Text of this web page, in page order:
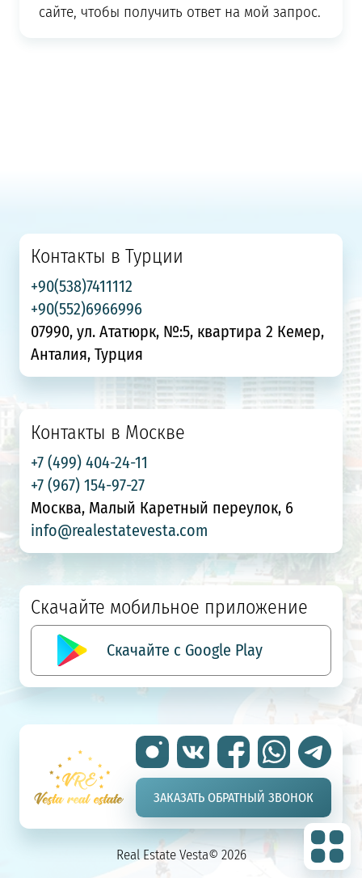
сайте, чтобы получить ответ на мой запрос.
ЗАКАЗАТЬ ОБРАТНЫЙ ЗВОНОК
Контакты в Турции
+90(538)7411112
+90(552)6966996
07990, ул. Ататюрк, №:5, квартира 2 Кемер,
Анталия, Турция
Контакты в Москве
+7 (499) 404-24-11
+7 (967) 154-97-27
Москва, Малый Каретный переулок, 6
info@realestatevesta.com
Скачайте мобильное приложение
Скачайте с Google Play
Real Estate Vesta© 2026